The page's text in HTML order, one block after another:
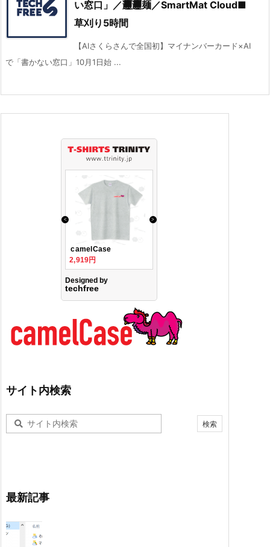
い窓口」／𰻞𰻞麺／SmartMat Cloud■
草刈り5時間
【AIさくらさんで全国初】マイナンバーカード×AI
で「書かない窓口」10月1日始 ...
サイト内検索
最新記事